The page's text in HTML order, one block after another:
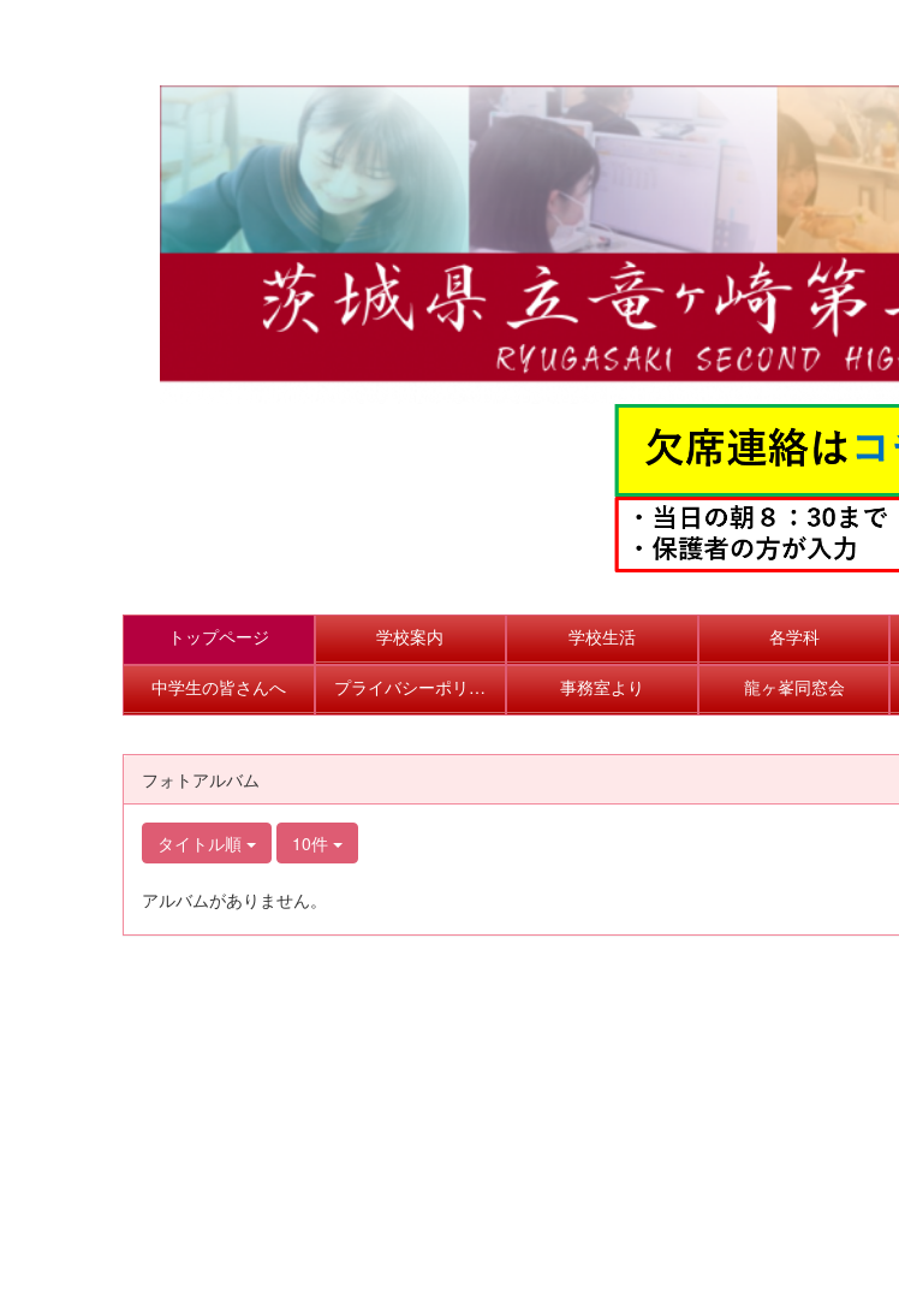
トップページ 学校案内 学校生活 各学科
中学生の皆さんへ プライバシーポリシー 事務室より 龍ヶ峯同窓会
フォトアルバム
タイトル順 10件
アルバムがありません。